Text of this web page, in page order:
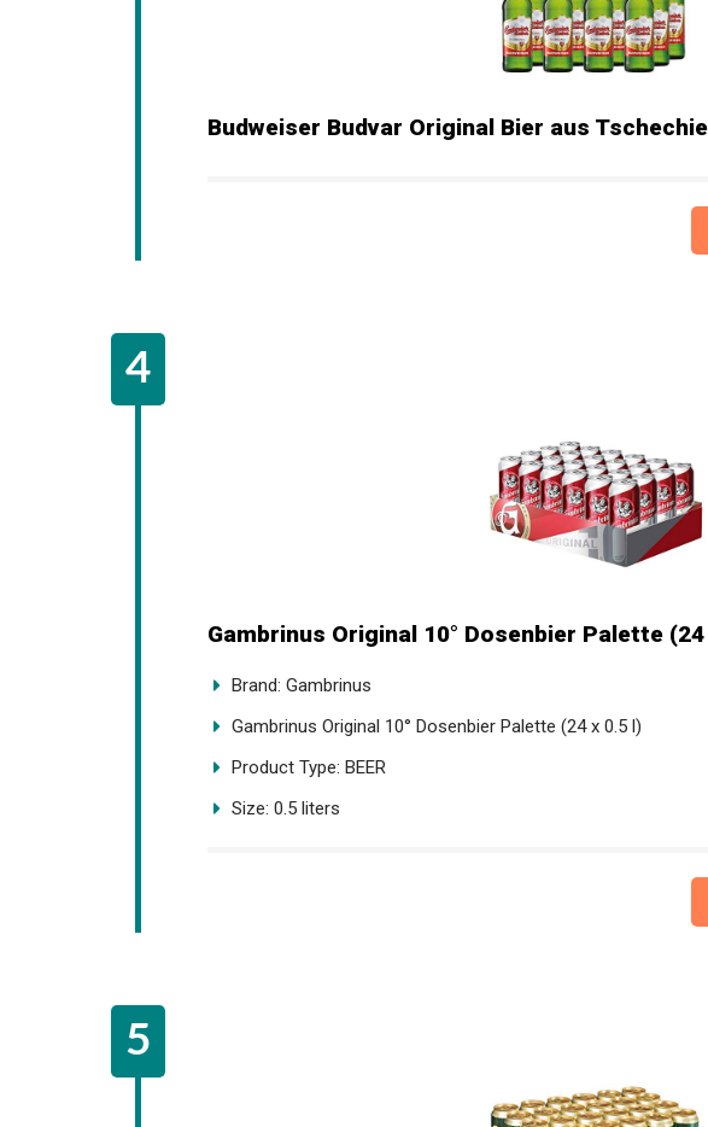
Budweiser Budvar Original Bier aus
Gambrinus Original 10° Dosenbier Palette
Brand: Gambrinus
Gambrinus Original 10° Dosenbier Palette (24 x 0.5 l)
Product Type: BEER
Size: 0.5 liters